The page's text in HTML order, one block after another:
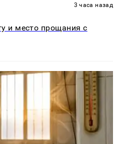
3 часа назад
и место прощания с